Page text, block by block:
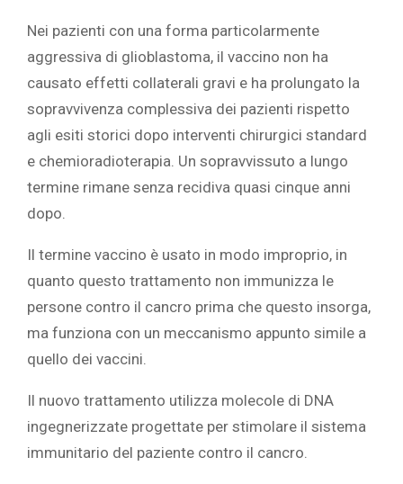
Nei pazienti con una forma particolarmente
aggressiva di glioblastoma, il vaccino non ha
causato effetti collaterali gravi e ha prolungato la
sopravvivenza complessiva dei pazienti rispetto
agli esiti storici dopo interventi chirurgici standard
e chemioradioterapia. Un sopravvissuto a lungo
termine rimane senza recidiva quasi cinque anni
dopo.
Il termine vaccino è usato in modo improprio, in
quanto questo trattamento non immunizza le
persone contro il cancro prima che questo insorga,
ma funziona con un meccanismo appunto simile a
quello dei vaccini.
Il nuovo trattamento utilizza molecole di DNA
ingegnerizzate progettate per stimolare il sistema
immunitario del paziente contro il cancro.